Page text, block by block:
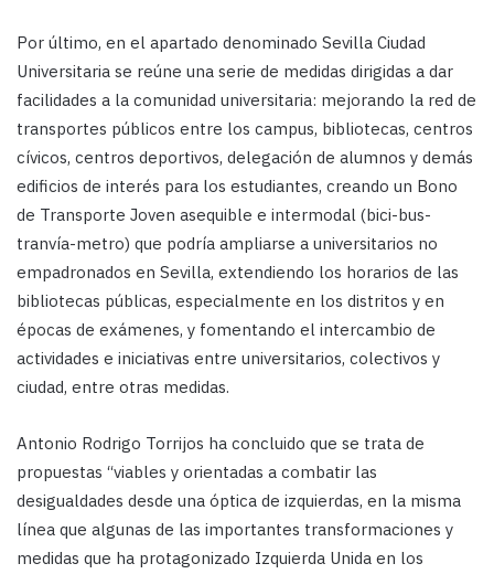
Por último, en el apartado denominado Sevilla Ciudad
Universitaria se reúne una serie de medidas dirigidas a dar
facilidades a la comunidad universitaria: mejorando la red de
transportes públicos entre los campus, bibliotecas, centros
cívicos, centros deportivos, delegación de alumnos y demás
edificios de interés para los estudiantes, creando un Bono
de Transporte Joven asequible e intermodal (bici-bus-
tranvía-metro) que podría ampliarse a universitarios no
empadronados en Sevilla, extendiendo los horarios de las
bibliotecas públicas, especialmente en los distritos y en
épocas de exámenes, y fomentando el intercambio de
actividades e iniciativas entre universitarios, colectivos y
ciudad, entre otras medidas.
Antonio Rodrigo Torrijos ha concluido que se trata de
propuestas “viables y orientadas a combatir las
desigualdades desde una óptica de izquierdas, en la misma
línea que algunas de las importantes transformaciones y
medidas que ha protagonizado Izquierda Unida en los